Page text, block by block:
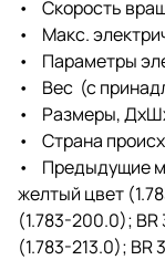
• Скорость
• Макс.
• Параметры
• Вес (с
• Размеры,
• Страна
• Предыдущие
желтый цвет
(1.783-200.0);
(1.783-213.0); BR